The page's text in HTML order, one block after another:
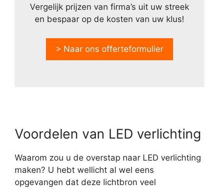
Vergelijk prijzen van firma’s uit uw streek
en bespaar op de kosten van uw klus!
> Naar ons offerteformulier
Voordelen van LED verlichting
Waarom zou u de overstap naar LED verlichting
maken? U hebt wellicht al wel eens
opgevangen dat deze lichtbron veel